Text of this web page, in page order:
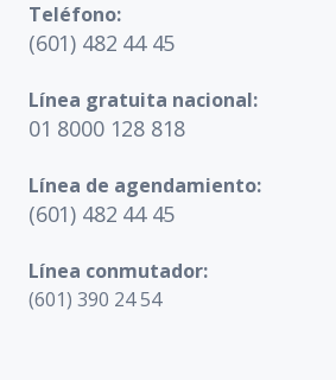
Teléfono:
(601) 482 44 45
Línea gratuita nacional:
01 8000 128 818
Línea de agendamiento:
(601) 482 44 45
Línea conmutador:
(601) 390 24 54